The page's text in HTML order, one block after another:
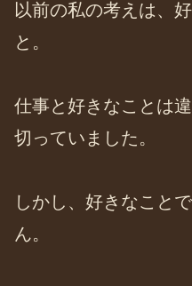
以前の私の考えは、
と。
仕事と好きなことは
切っていました。
しかし、好きなこと
ん。